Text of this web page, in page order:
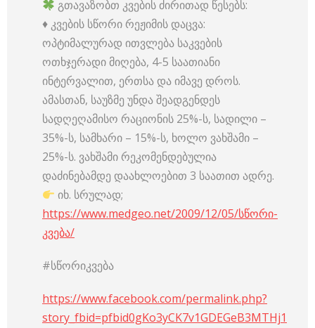
გთავაზობთ კვების ძირითად წესებს:
♦️ კვების სწორი რეჟიმის დაცვა:
ოპტიმალურად ითვლება საკვების
ოთხჯერადი მიღება, 4-5 საათიანი
ინტერვალით, ერთსა და იმავე დროს.
ამასთან, საუზმე უნდა შეადგენდეს
სადღეღამისო რაციონის 25%-ს, სადილი –
35%-ს, სამხარი – 15%-ს, ხოლო ვახშამი –
25%-ს. ვახშამი რეკომენდებულია
დაძინებამდე დაახლოებით 3 საათით ადრე.
იხ. სრულად;
https://www.medgeo.net/2009/12/05/სწორი-
კვება/
#სწორიკვება
https://www.facebook.com/permalink.php?
story_fbid=pfbid0gKo3yCK7v1GDEGeB3MTHj1